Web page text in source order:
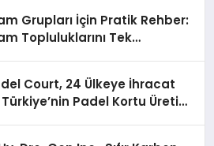
Grupları İçin Pratik Rehber:
Topluluklarını Tek
Court, 24 Ülkeye İhracat
Padel Kortu Üretim